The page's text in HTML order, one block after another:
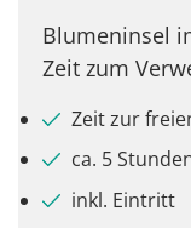
Blumeninsel
Zeit zum
Zeit zur
ca. 5
inkl. Eintritt